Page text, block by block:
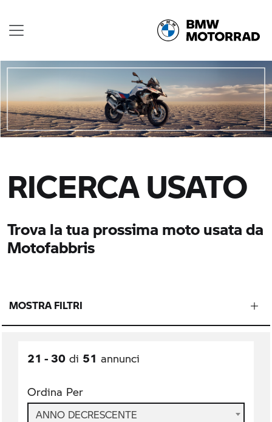
RICERCA USATO
Trova la tua prossima moto usata da
Motofabbris
MOSTRA FILTRI
21 - 30 di 51 annunci
Ordina Per
ANNO DECRESCENTE